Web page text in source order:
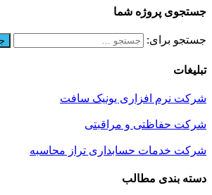
جستجوی پروژه شما
جستجو برای:
تبلیغات
شرکت نرم افزاری یونیک سافت
شرکت حفاظتی و مراقبتی
شرکت خدمات حسابداری تراز محاسبه
دسته بندی مطالب